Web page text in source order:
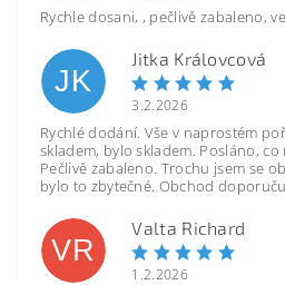
Rychle dosani, , pečlivě zabaleno,
JK
Jitka Královcová
3.2.2026
Rychlé dodání. Vše v naprostém
skladem, bylo skladem. Posláno,
Pečlivě zabaleno. Trochu jsem se
bylo to zbytečné. Obchod
VR
Valta Richard
1.2.2026